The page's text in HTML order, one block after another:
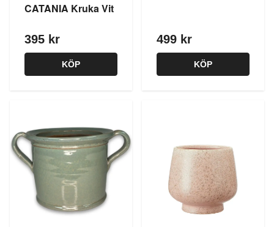
CATANIA Kruka Vit
395 kr
KÖP
499 kr
KÖP